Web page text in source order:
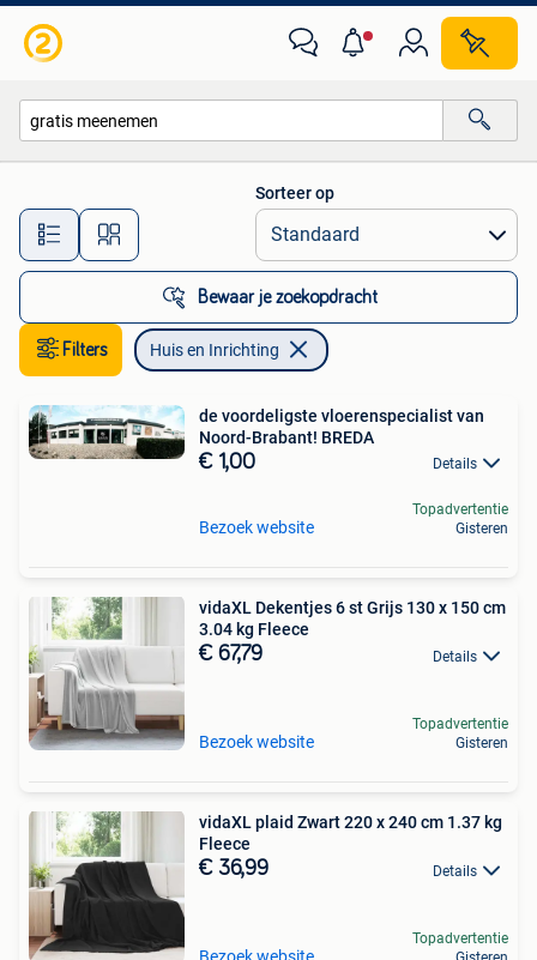
Alle afstanden…
Sorteer op
Bewaar je zoekopdracht
Filters Huis en Inrichting
de voordeligste vloerenspecialist van
Noord-Brabant! BREDA
€ 1,00 Details
Bezoek website
Topadvertentie
Gisteren
vidaXL Dekentjes 6 st Grijs 130 x 150 cm
3.04 kg Fleece
€ 67,79 Details
Bezoek website
Topadvertentie
Gisteren
vidaXL plaid Zwart 220 x 240 cm 1.37 kg
Fleece
€ 36,99 Details
Topadvertentie